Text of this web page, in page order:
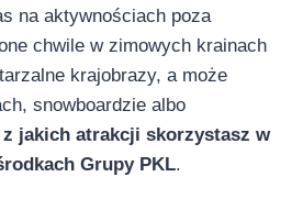
na aktywnościach poza
chwile w zimowych krainach
krajobrazy, a może
snowboardzie albo
z jakich atrakcji skorzystasz w
Grupy PKL.